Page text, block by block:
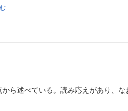
ら述べている。読み応えがあり、